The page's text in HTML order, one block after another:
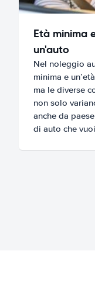
Età minima
un'auto
Nel noleggio
minima e
ma le diverse
non solo
anche da
di auto che